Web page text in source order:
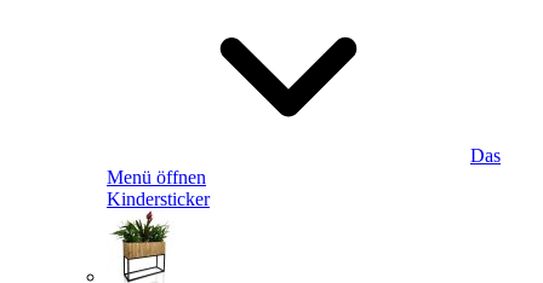
Das
Menü öffnen
Kindersticker